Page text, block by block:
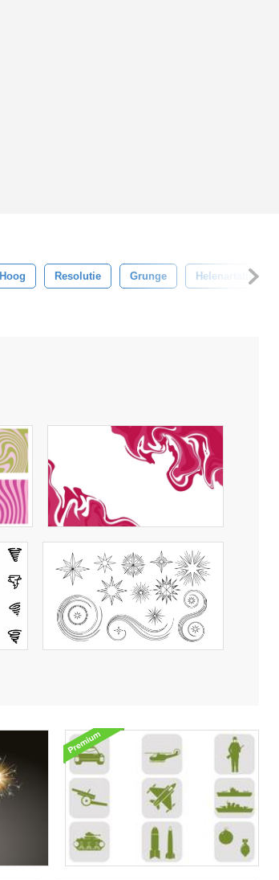
Hoog Resolutie Grunge Helenartathome